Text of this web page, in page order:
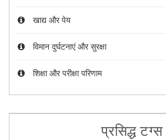
खाद्य और पेय
विमान दुर्घटनाएं और सुरक्षा
शिक्षा और परीक्षा परिणाम
प्रसिद्ध टग्स